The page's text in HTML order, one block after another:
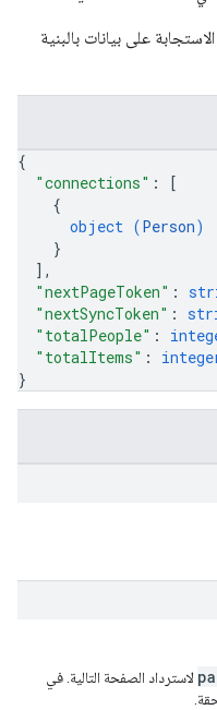
على بيانات بالبنية
{
"connections" :
[
{
object (Person)
}
] ,
"nextPageToken" :
"nextSyncToken" :
"totalPeople" :
"totalItems" :
}
لاسترداد الصفحة التالية. في